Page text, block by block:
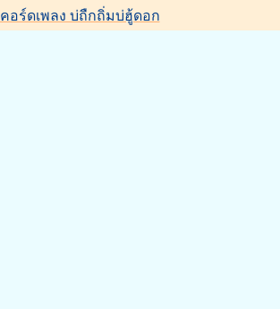
คอร์ดเพลง บ่ถืกถิ่มบ่ฮู้ดอก